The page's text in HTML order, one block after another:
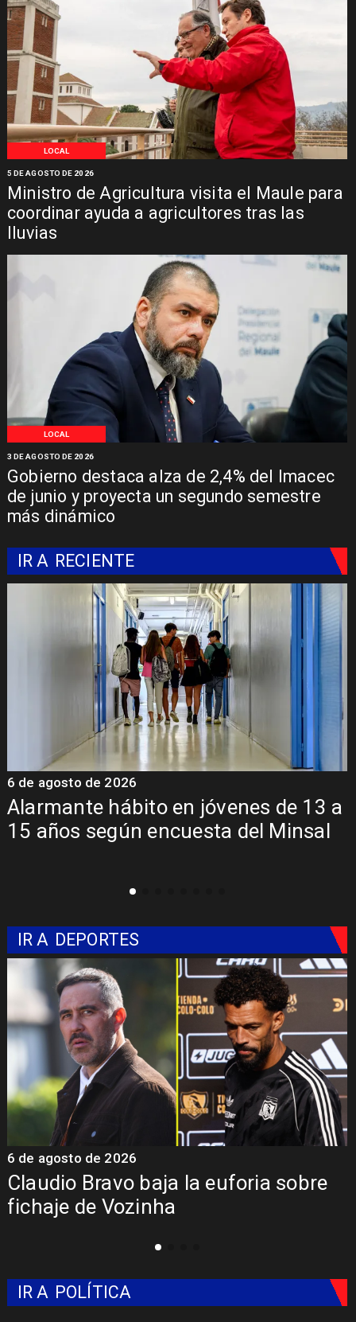
LOCAL
Ministro de Agricultura visita el Maule para
coordinar ayuda a agricultores tras las
lluvias
5 DE AGOSTO DE 2026
LOCAL
Gobierno destaca alza de 2,4% del Imacec
de junio y proyecta un segundo semestre
más dinámico
3 DE AGOSTO DE 2026
IR A RECIENTE
Aprueban creación del Parque
Sebastián Piñera con inversión de $4
6 de agosto de 2026
IR A DEPORTES
Presentación de Vozinha en Colo
Colo: Fecha, Estadio y Contrato
5 de agosto de 2026
IR A POLÍTICA